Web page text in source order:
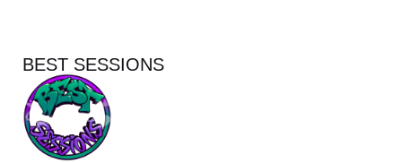
BEST SESSIONS